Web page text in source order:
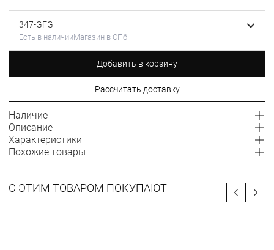
347-GFG
Есть в наличииМагазин в СПб
Добавить в корзину
Рассчитать доставку
Наличие
Описание
Характеристики
Похожие товары
С ЭТИМ ТОВАРОМ ПОКУПАЮТ